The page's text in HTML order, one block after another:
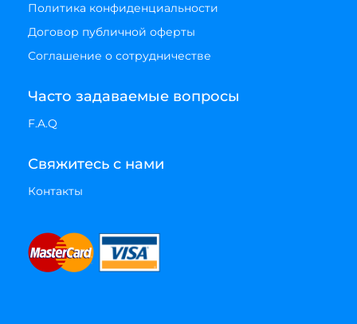
Политика конфиденциальности
Договор публичной оферты
Соглашение о сотрудничестве
Часто задаваемые вопросы
F.A.Q
Свяжитесь с нами
Контакты